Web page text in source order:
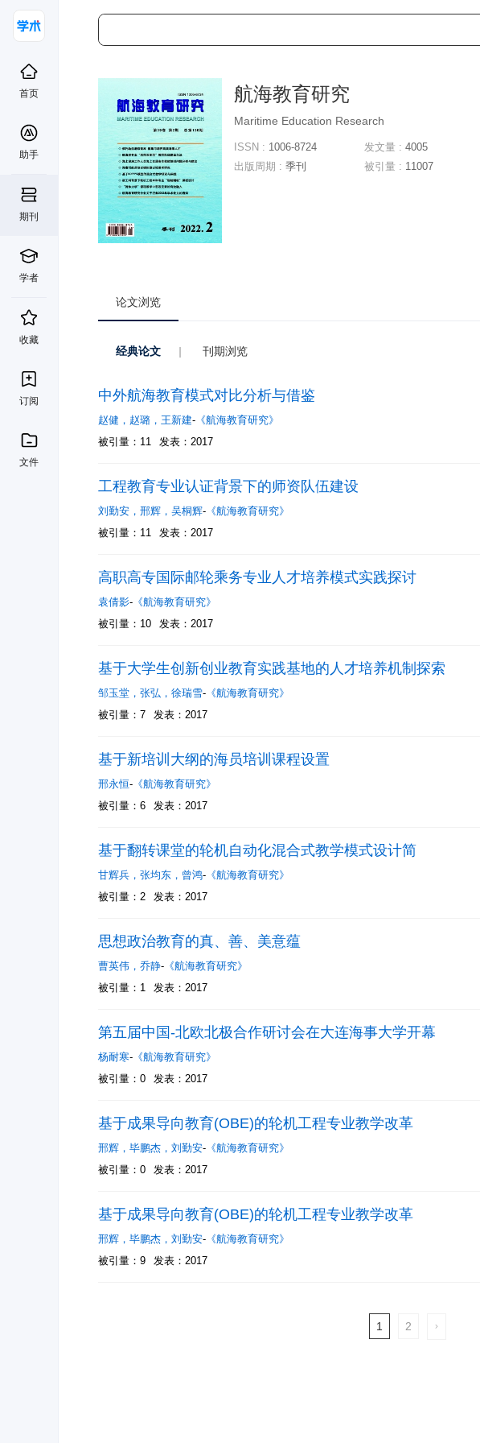
首页
助手
期刊
学者
收藏
订阅
文件
航海教育研究
Maritime Education Research
ISSN : 1006-8724
出版周期 : 季刊
发文量 : 4005
被引量 : 11007
论文浏览
经典论文 | 刊期浏览
中外航海教育模式对比分析与借鉴
赵健 ， 赵璐 ， 王新建- 《航海教育研究》
被引量：11
发表：2017
工程教育专业认证背景下的师资队伍建设
刘勤安 ， 邢辉 ， 吴桐辉- 《航海教育研究》
被引量：11
发表：2017
高职高专国际邮轮乘务专业人才培养模式实践探讨
袁倩影- 《航海教育研究》
被引量：10
发表：2017
基于大学生创新创业教育实践基地的人才培养机制探索
邹玉堂 ， 张弘 ， 徐瑞雪- 《航海教育研究》
被引量：7
发表：2017
基于新培训大纲的海员培训课程设置
邢永恒- 《航海教育研究》
被引量：6
发表：2017
基于翻转课堂的轮机自动化混合式教学模式设计简
甘辉兵 ， 张均东 ， 曾鸿- 《航海教育研究》
被引量：2
发表：2017
思想政治教育的真、善、美意蕴
曹英伟 ， 乔静- 《航海教育研究》
被引量：1
发表：2017
第五届中国-北欧北极合作研讨会在大连海事大学开幕
杨耐寒- 《航海教育研究》
被引量：0
发表：2017
基于成果导向教育(OBE)的轮机工程专业教学改革
邢辉 ， 毕鹏杰 ， 刘勤安- 《航海教育研究》
被引量：0
发表：2017
基于成果导向教育(OBE)的轮机工程专业教学改革
邢辉 ， 毕鹏杰 ， 刘勤安- 《航海教育研究》
被引量：9
发表：2017
1 2 